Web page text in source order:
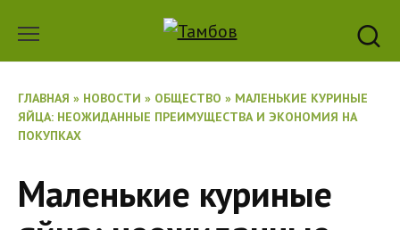
содержанию
ГЛАВНАЯ » НОВОСТИ » ОБЩЕСТВО » МАЛЕНЬКИЕ КУРИНЫЕ
ЯЙЦА: НЕОЖИДАННЫЕ ПРЕИМУЩЕСТВА И ЭКОНОМИЯ НА
ПОКУПКАХ
Маленькие куриные